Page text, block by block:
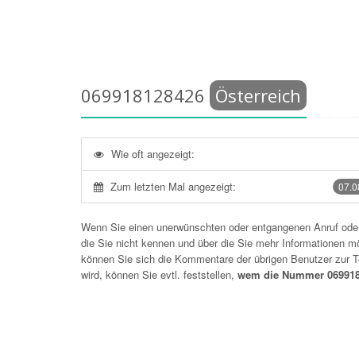
069918128426 Österreich
Wie oft angezeigt:
Zum letzten Mal angezeigt:
Wenn Sie einen unerwünschten oder entgangenen Anruf
die Sie nicht kennen und über die Sie mehr Informationen
können Sie sich die Kommentare der übrigen Benutzer zur
wird, können Sie evtl. feststellen, wem die Nummer